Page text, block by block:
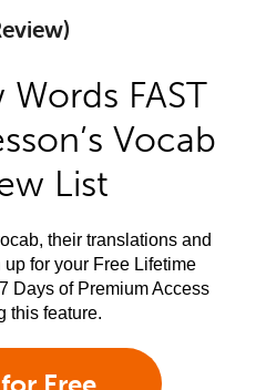
FAST
Vocab
List
their translations and
for your Free Lifetime
Days of Premium Access
this feature.